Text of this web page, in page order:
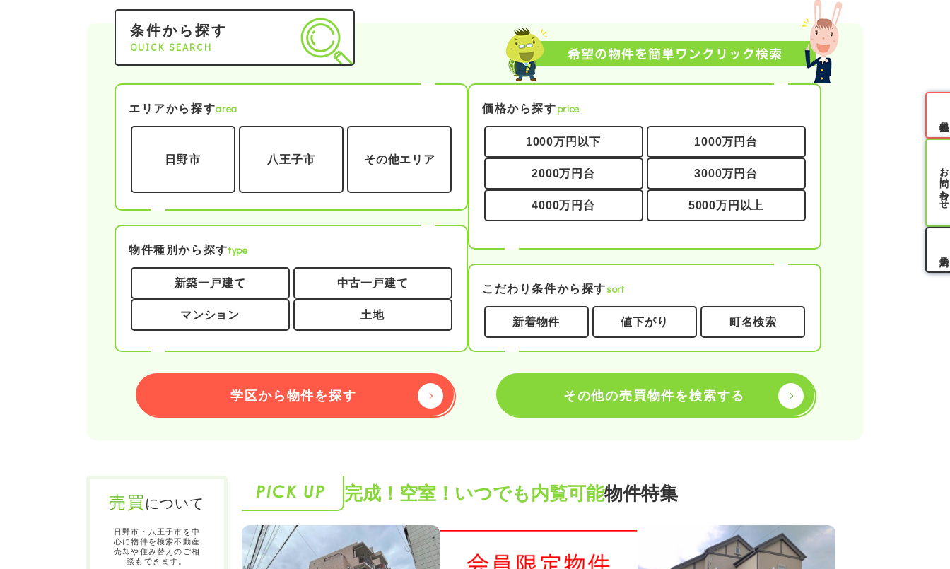
条件から探す
QUICK SEARCH
エリアから探すarea
日野市 八王子市 その他エリア
物件種別から探すtype
新築一戸建て 中古一戸建て
マンション 土地
価格から探すprice
1000万円以下 1000万円台
2000万円台 3000万円台
4000万円台 5000万円以上
こだわり条件から探すsort
新着物件 値下がり 町名検索
学区から物件を探す その他の売買物件を検索する
完成！空室！いつでも内覧可能物件特集
売買について
日野市・八王子市を中
心に物件を検索不動産
売却や住み替えのご相
談もできます。
お問い合わせ